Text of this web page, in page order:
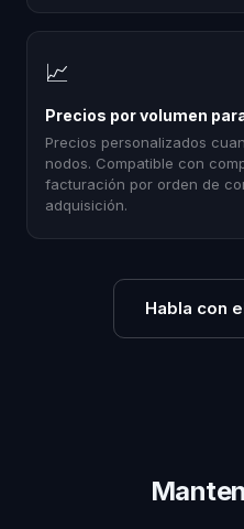
📈
Precios por volumen
Precios personalizados
nodos. Compatible con
facturación por orden de
adquisición.
Habla con